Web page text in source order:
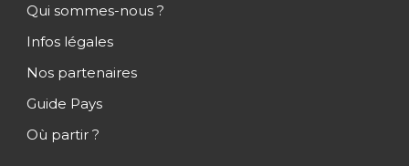
Bienvenue en Tanzanie !
chambre spacieuse au style africain.
Restaurant et piscine à votre disposition.
Nuit au Planet Lodge
Qui sommes-nous ?
Infos légales
Nos partenaires
Guide Pays
Où partir ?